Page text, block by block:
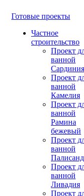
Готовые проекты
Частное
строительство
Проект
ванной
Сардиния
Проект
ванной
Камелия
Проект
ванной
Рамина
бежевый
Проект
ванной
Проект
ванной
Ливадия
Проект